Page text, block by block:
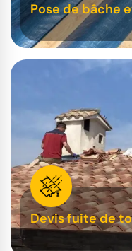
Pose de bâche
Devis fuite de